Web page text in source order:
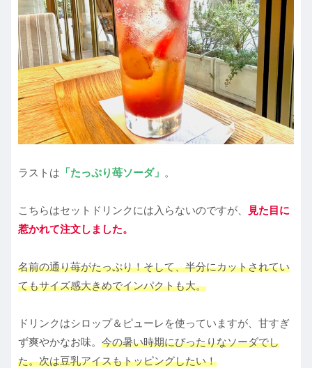
ラストは 「たっぷり苺ソーダ」 。
こちらはセットドリンクには入らないのですが、
見た目に
惹かれて注文しました。
名前の通り苺がたっぷり！そして、半分にカットされてい
てもサイズ感大きめでインパクトも大。
ドリンクはシロップ＆ピューレを使っていますが、甘すぎ
ず爽やかなお味。 今の暑い時期にぴったりなソーダでし
た。次は豆乳アイスもトッピングしたい！